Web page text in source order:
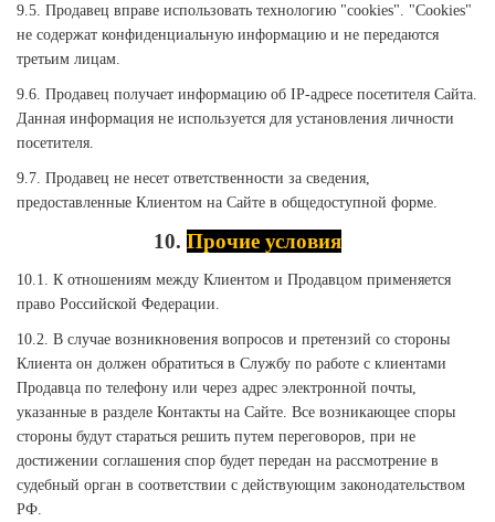
9.5. Продавец вправе использовать технологию "cookies". "Cookies"
не содержат конфиденциальную информацию и не передаются
третьим лицам.
9.6. Продавец получает информацию об IP-адресе посетителя Сайта.
Данная информация не используется для установления личности
посетителя.
9.7. Продавец не несет ответственности за сведения,
предоставленные Клиентом на Сайте в общедоступной форме.
10. Прочие условия
10.1. К отношениям между Клиентом и Продавцом применяется
право Российской Федерации.
10.2. В случае возникновения вопросов и претензий со стороны
Клиента он должен обратиться в Службу по работе с клиентами
Продавца по телефону или через адрес электронной почты,
указанные в разделе Контакты на Сайте. Все возникающее споры
стороны будут стараться решить путем переговоров, при не
достижении соглашения спор будет передан на рассмотрение в
судебный орган в соответствии с действующим законодательством
РФ.